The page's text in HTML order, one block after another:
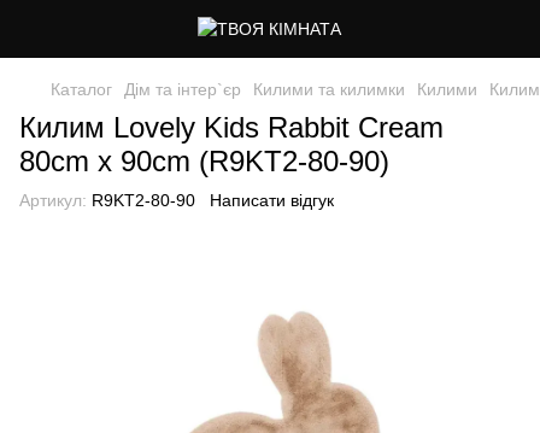
Каталог Дім та інтер`єр Килими та килимки Килими
Килим Lovely Kids Rabbit Cream
80cm x 90cm (R9KT2-80-90)
Артикул: R9KT2-80-90 Написати відгук